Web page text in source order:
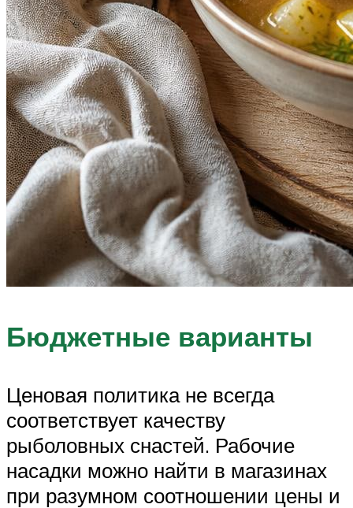
Бюджетные варианты
Ценовая политика не всегда
соответствует качеству
рыболовных снастей. Рабочие
насадки можно найти в магазинах
при разумном соотношении цены и